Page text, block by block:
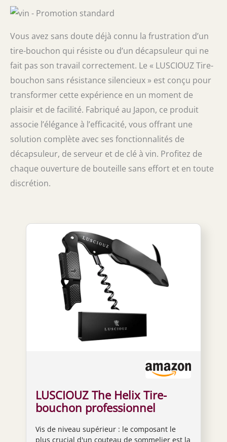
Vous avez sans doute déjà connu la frustration d’un
tire-bouchon qui résiste ou d’un décapsuleur qui ne
fait pas son travail correctement. Le « LUSCIOUZ Tire-
bouchon sans résistance silencieux » est conçu pour
transformer cette expérience en un moment de
plaisir et de facilité. Fabriqué au Japon, ce produit
associe l’élégance à l’efficacité, vous offrant une
solution complète avec ses fonctionnalités de
décapsuleur, de serveur et de clé à vin. Profitez de
chaque ouverture de bouteille sans effort et en toute
discrétion.
LUSCIOUZ The Helix Tire-
bouchon professionnel
de bière et coupe-capsule
Vis de niveau supérieur : le composant le
plus crucial d'un couteau de sommelier est la